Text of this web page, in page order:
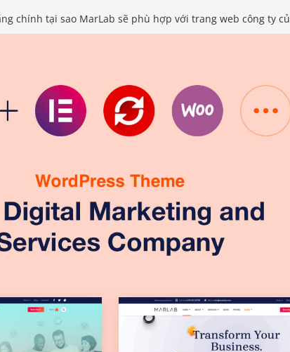
chính tại sao MarLab sẽ phù hợp với trang web công ty